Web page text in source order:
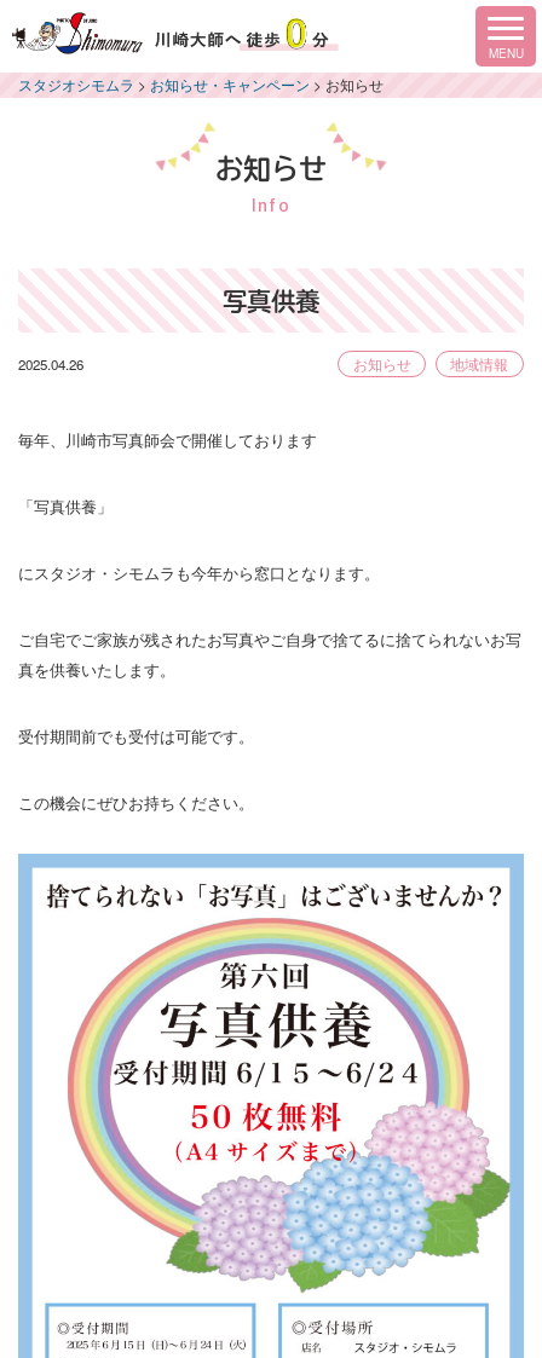
スタジオシモムラ > お知らせ・キャンペーン > お知らせ
お知らせ
Info
写真供養
2025.04.26 お知らせ 地域情報
毎年、川崎市写真師会で開催しております
「写真供養」
にスタジオ・シモムラも今年から窓口となります。
ご自宅でご家族が残されたお写真やご自身で捨てるに捨てられないお写
真を供養いたします。
受付期間前でも受付は可能です。
この機会にぜひお持ちください。